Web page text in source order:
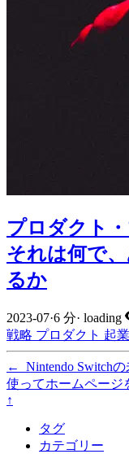
プロダクト
それは何で
るか
2023-07·6 分· loading
戦略 プロダクト 起
← Nintendo Switch
使ってホームページ
↑
タグ
カテゴリー